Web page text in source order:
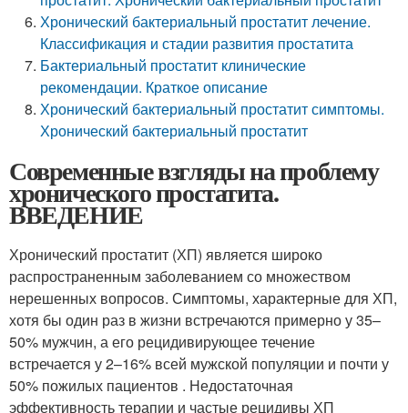
Хронический бактериальный простатит лечение.
Классификация и стадии развития простатита
Бактериальный простатит клинические
рекомендации. Краткое описание
Хронический бактериальный простатит симптомы.
Хронический бактериальный простатит
Современные взгляды на проблему
хронического простатита.
ВВЕДЕНИЕ
Хронический простатит (ХП) является широко
распространенным заболеванием со множеством
нерешенных вопросов. Симптомы, характерные для ХП,
хотя бы один раз в жизни встречаются примерно у 35–
50% мужчин, а его рецидивирующее течение
встречается у 2–16% всей мужской популяции и почти у
50% пожилых пациентов . Недостаточная
эффективность терапии и частые рецидивы ХП